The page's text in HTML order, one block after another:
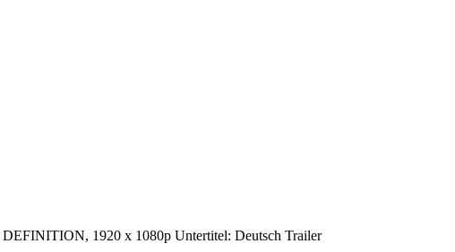
1920 x 1080p Untertitel: Deutsch Trailer